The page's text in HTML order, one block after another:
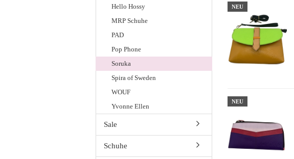
NEU
NEU
Hello Hossy
MRP Schuhe
PAD
Pop Phone
Soruka
Spira of Sweden
WOUF
Yvonne Ellen
Sale
Schuhe